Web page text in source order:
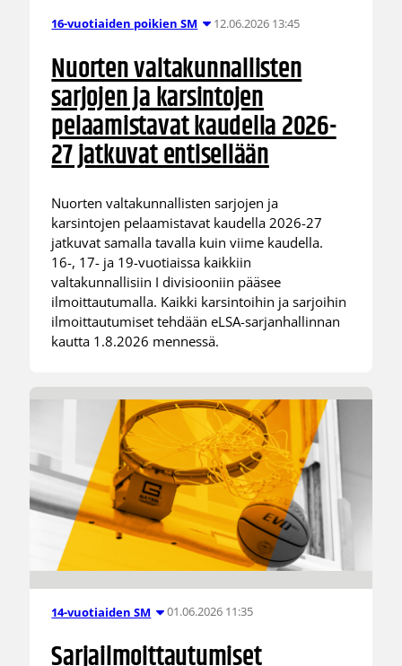
16-vuotiaiden poikien SM 12.06.2026 13:45
Nuorten valtakunnallisten
sarjojen ja karsintojen
pelaamistavat kaudella 2026-
27 jatkuvat entisellään
Nuorten valtakunnallisten sarjojen ja
karsintojen pelaamistavat kaudella 2026-27
jatkuvat samalla tavalla kuin viime kaudella.
16-, 17- ja 19-vuotiaissa kaikkiin
valtakunnallisiin I divisiooniin pääsee
ilmoittautumalla. Kaikki karsintoihin ja sarjoihin
ilmoittautumiset tehdään eLSA-sarjanhallinnan
kautta 1.8.2026 mennessä.
14-vuotiaiden SM 01.06.2026 11:35
Sarjailmoittautumiset